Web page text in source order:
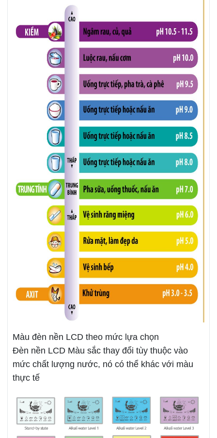
Màu đèn nền LCD theo mức lựa chọn
Đèn nền LCD Màu sắc thay đổi tùy thuộc vào
mức chất lượng nước, nó có thể khác với màu
thực tế